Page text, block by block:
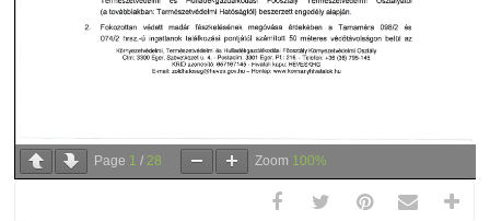
Page 1 / 28 Zoom 100%